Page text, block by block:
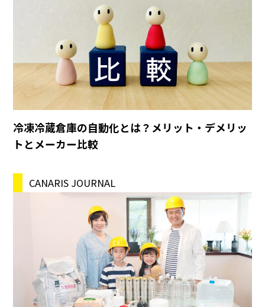
冷凍冷蔵倉庫の自動化とは？メリット・デメリッ
トとメーカー比較
CANARIS JOURNAL